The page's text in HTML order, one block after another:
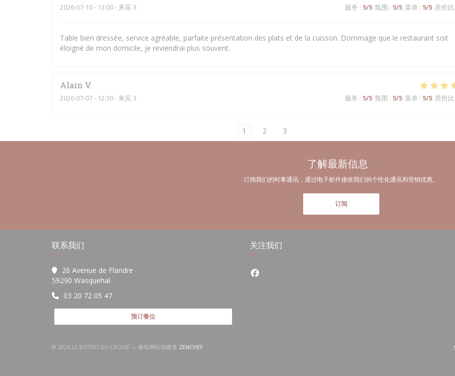
2026-07-10- 13:00 - 来宾 3 服务 : 5/5 氛围 : 5/5 菜单 : 5/5 质价比
Table bien dressée, service agréable, parfaite présentation des plats et de la cuisson. Dommage que le restaurant soit
éloigné de mon domicile, je reviendrai plus souvent.
Alain V
2026-07-07- 12:30 - 来宾 3 服务 : 5/5 氛围 : 5/5 菜单 : 5/5 质价比
1 2 3
了解最新信息 *
订阅我们的时事通讯，通过电子邮件接收我们的个性化通讯和营销优惠。
订阅
联系我们
26 Avenue de Flandre
59290 Wasquehal
03 20 72 05 47
预订餐位
关注我们
Facebook ((在新窗口中打开))
© 2026 LE BISTRO DU CROISÉ — 餐馆网站创建者 ZENCHEF((在新窗口中打开))